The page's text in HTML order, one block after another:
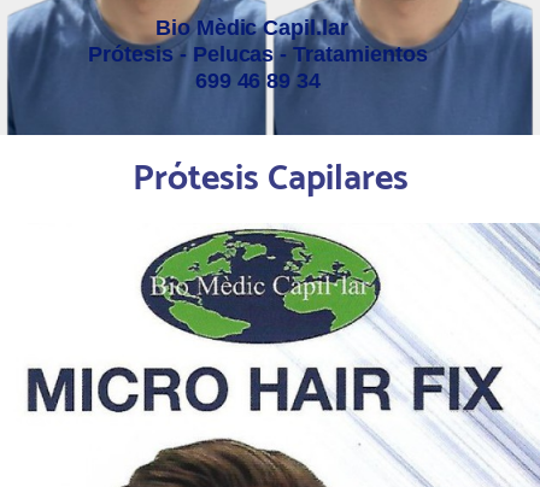
Bio Mèdic Capil.lar
Prótesis - Pelucas - Tratamientos
699 46 89 34
Prótesis Capilares